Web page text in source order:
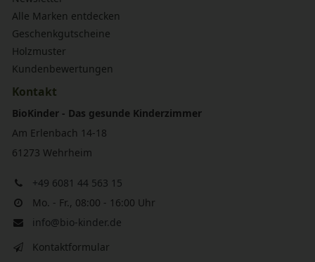
Alle Marken entdecken
Geschenkgutscheine
Holzmuster
Kundenbewertungen
Kontakt
BioKinder - Das gesunde Kinderzimmer
Am Erlenbach 14-18
61273 Wehrheim
+49 6081 44 563 15
Mo. - Fr., 08:00 - 16:00 Uhr
info@bio-kinder.de
Kontaktformular